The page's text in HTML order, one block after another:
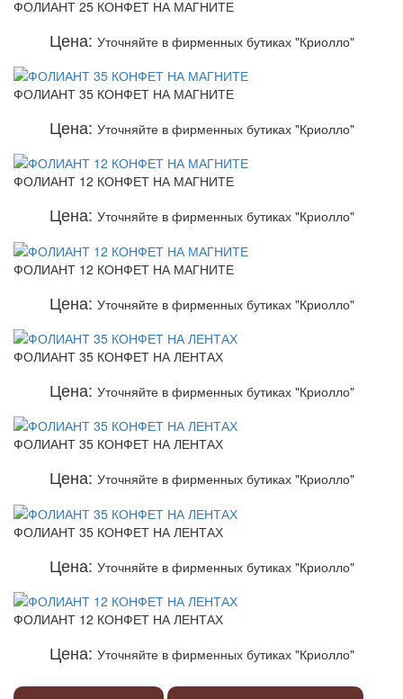
ФОЛИАНТ 25 КОНФЕТ НА МАГНИТЕ
Цена: Уточняйте в фирменных бутиках "Криолло"
ФОЛИАНТ 35 КОНФЕТ НА МАГНИТЕ
Цена: Уточняйте в фирменных бутиках "Криолло"
ФОЛИАНТ 12 КОНФЕТ НА МАГНИТЕ
Цена: Уточняйте в фирменных бутиках "Криолло"
ФОЛИАНТ 12 КОНФЕТ НА МАГНИТЕ
Цена: Уточняйте в фирменных бутиках "Криолло"
ФОЛИАНТ 35 КОНФЕТ НА ЛЕНТАХ
Цена: Уточняйте в фирменных бутиках "Криолло"
ФОЛИАНТ 35 КОНФЕТ НА ЛЕНТАХ
Цена: Уточняйте в фирменных бутиках "Криолло"
ФОЛИАНТ 35 КОНФЕТ НА ЛЕНТАХ
Цена: Уточняйте в фирменных бутиках "Криолло"
ФОЛИАНТ 12 КОНФЕТ НА ЛЕНТАХ
Цена: Уточняйте в фирменных бутиках "Криолло"